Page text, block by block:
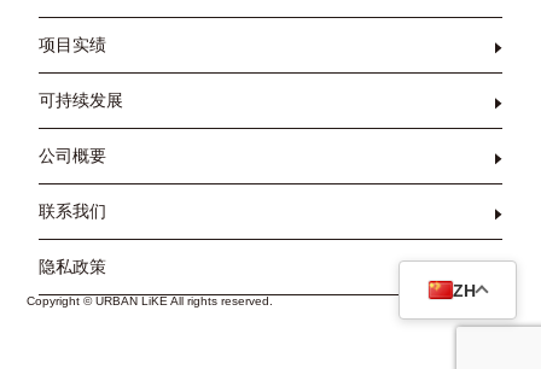
ZH
项目实绩
可持续发展
公司概要
联系我们
隐私政策
Copyright © URBAN LiKE All rights reserved.